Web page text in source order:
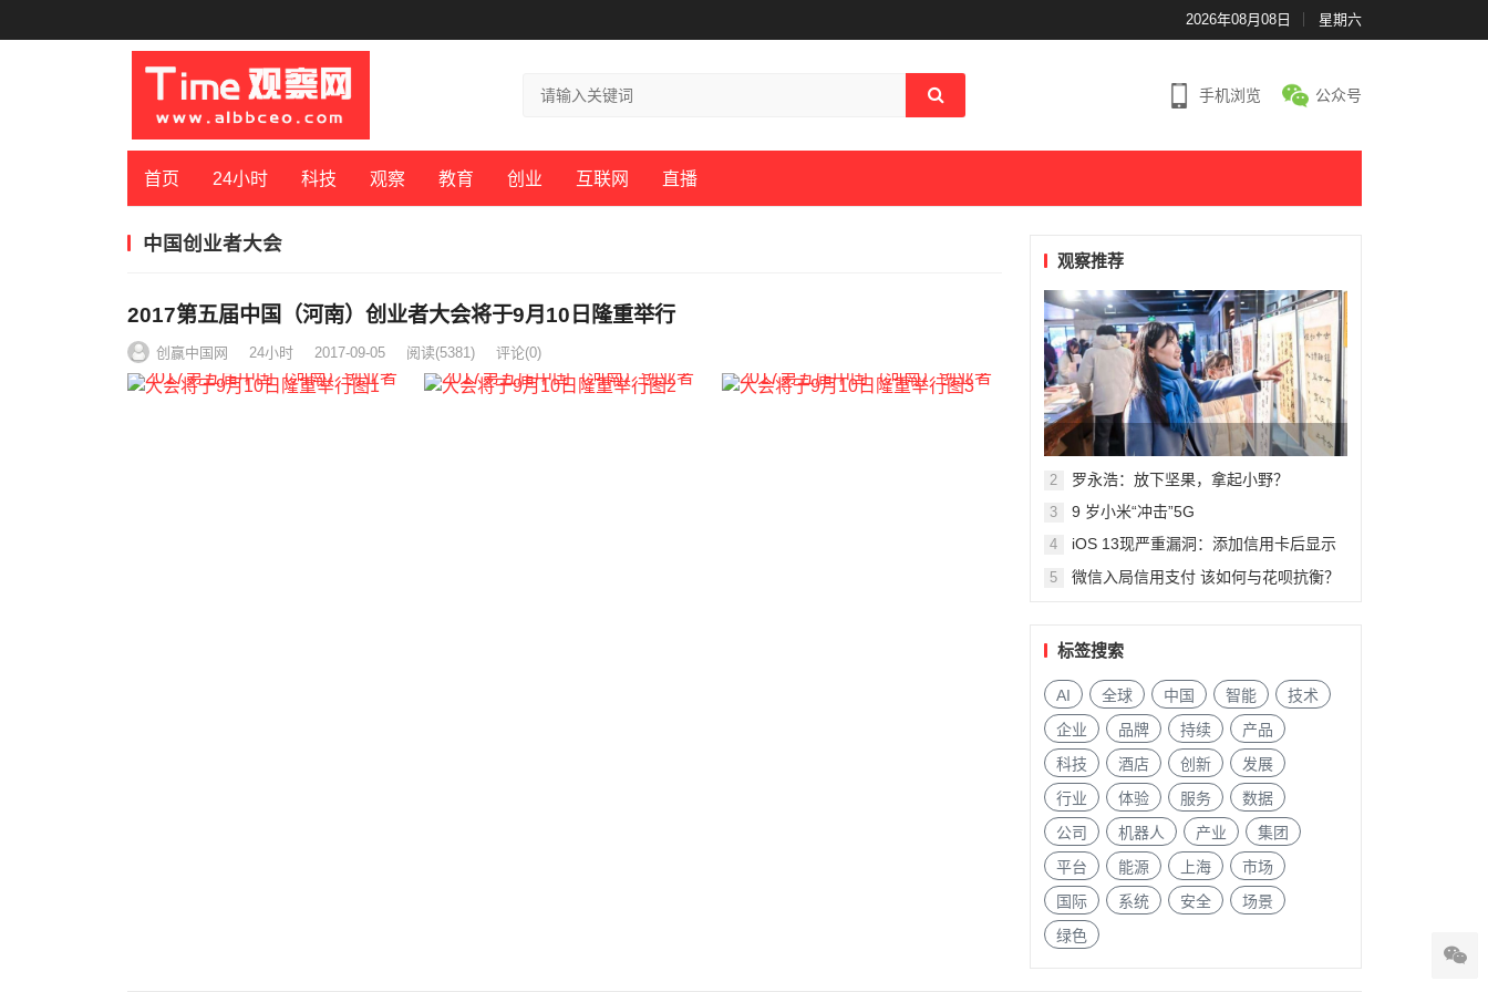
2026年08月08日 星期六
手机浏览 公众号
首页 24小时 科技 观察 教育 创业 互联网 直播
中国创业者大会
2017第五届中国（河南）创业者大会将于9月10日隆重举行
创赢中国网 24小时 2017-09-05 阅读(5381) 评论(0)
观察推荐
2 罗永浩：放下坚果，拿起小野？
3 9 岁小米“冲击”5G
4
iOS 13现严重漏洞：添加信用卡后显示
5 微信入局信用支付 该如何与花呗抗衡？
标签搜索
AI 全球 中国 智能
技术
企业
品牌 持续
产品
科技
酒店 创新
发展
行业
体验 服务
数据
公司
机器人 产业
集团
平台
能源 上海
市场
国际
系统 安全
场景
绿色